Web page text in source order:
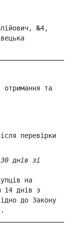
№4,
отримання та
перевірки
днів зі
на
14 днів з
до Закону